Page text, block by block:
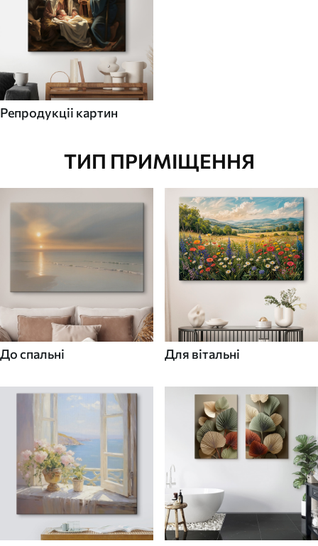
Репродукціі картин
ТИП ПРИМІЩЕННЯ
До спальні Для вітальні